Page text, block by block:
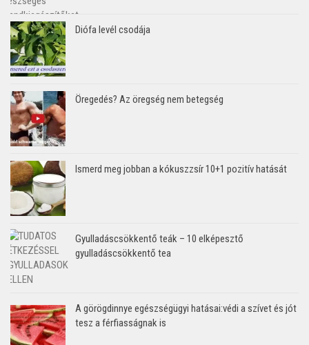
Diófa levél csodája
Öregedés? Az öregség nem betegség
Ismerd meg jobban a kókuszzsír 10+1 pozitív hatását
Gyulladáscsökkentő teák – 10 elképesztő
gyulladáscsökkentő tea
A görögdinnye egészségügyi hatásai:védi a szívet és jót
tesz a férfiasságnak is